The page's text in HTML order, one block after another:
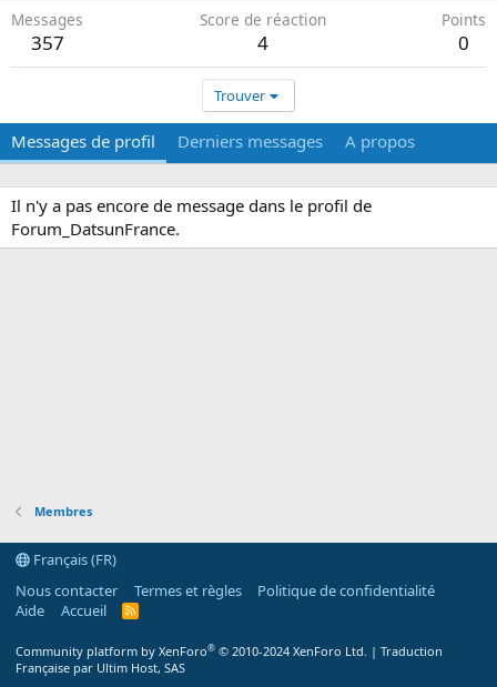
Messages
357
Score de réaction
4
Points
0
Trouver
Messages de profil Derniers messages A propos
Il n'y a pas encore de message dans le profil de
Forum_DatsunFrance.
Membres
Français (FR)
Nous contacter
Termes et règles
Politique de confidentialité
Aide
Accueil
R
Community platform by XenForo® © 2010-2024 XenForo Ltd. | Traduction
Française par Ultim Host, SAS